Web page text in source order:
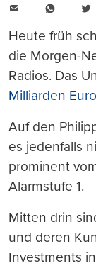
Heute früh
die Morgen-
Radios. Das
Milliarden Euro
Auf den
es jedenfalls
prominent
Alarmstufe 1.
Mitten drin
und deren
Investments